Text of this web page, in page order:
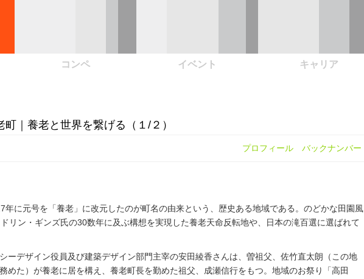
コンペ イベント キャリア
｜養老と世界を繋げる（１/２）
プロフィール バックナンバー
に元号を「養老」に改元したのが町名の由来という、歴史ある地域である。のどかな田園風
リン・ギンズ氏の30数年に及ぶ構想を実現した養老天命反転地や、日本の滝百選に選ばれて
ーデザイン役員及び建築デザイン部門主宰の安田綾香さんは、曽祖父、佐竹直太朗（この地
めた）が養老に居を構え、養老町長を勤めた祖父、成瀬信行をもつ。地域のお祭り「高田